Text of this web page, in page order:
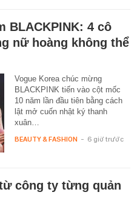
BLACKPINK: 4 cô
nữ hoàng không thể
Vogue Korea chúc mừng
BLACKPINK tiến vào cột mốc
10 năm lần đầu tiên bằng cách
lật mở cuốn nhật ký thanh
xuân…
BEAUTY & FASHION - 6 giờ trước
công ty từng quản